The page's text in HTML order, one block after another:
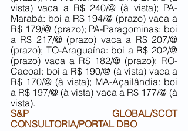
vista) vaca a R$ 240/@ (à vista); PA-
Marabá: boi a R$ 194/@ (prazo) vaca a
R$ 179/@ (prazo); PA-Paragominas: boi
a R$ 217/@ (prazo) vaca a R$ 207/@
(prazo); TO-Araguaína: boi a R$ 202/@
(prazo) vaca a R$ 182/@ (prazo); RO-
Cacoal: boi a R$ 190/@ (à vista) vaca a
R$ 170/@ (à vista); MA-Açailândia: boi
a R$ 197/@ (à vista) vaca a R$ 177/@ (à
vista).
S&P GLOBAL/SCOT
CONSULTORIA/PORTAL DBO